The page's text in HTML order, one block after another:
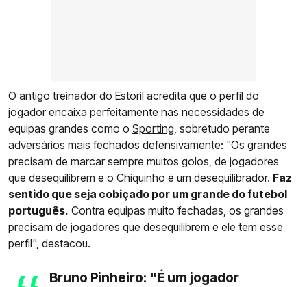
O antigo treinador do Estoril acredita que o perfil do
jogador encaixa perfeitamente nas necessidades de
equipas grandes como o Sporting, sobretudo perante
adversários mais fechados defensivamente: "Os grandes
precisam de marcar sempre muitos golos, de jogadores
que desequilibrem e o Chiquinho é um desequilibrador. Faz
sentido que seja cobiçado por um grande do futebol
português. Contra equipas muito fechadas, os grandes
precisam de jogadores que desequilibrem e ele tem esse
perfil", destacou.
Bruno Pinheiro: "É um jogador